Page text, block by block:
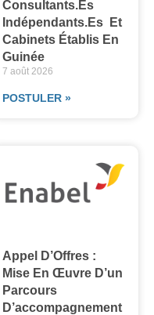
Consultants.es
Indépendants.es Et
Cabinets Établis En
Guinée
7 août 2026
POSTULER »
Appel D’Offres :
Mise En Œuvre D’un
Parcours
D’accompagnement